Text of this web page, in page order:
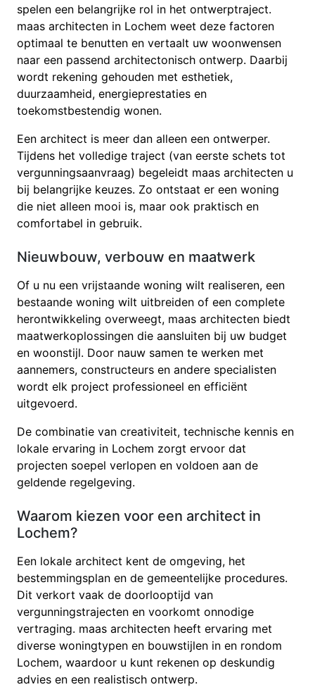
spelen een belangrijke rol in het ontwerptraject.
maas architecten in Lochem weet deze factoren
optimaal te benutten en vertaalt uw woonwensen
naar een passend architectonisch ontwerp. Daarbij
wordt rekening gehouden met esthetiek,
duurzaamheid, energieprestaties en
toekomstbestendig wonen.
Een architect is meer dan alleen een ontwerper.
Tijdens het volledige traject (van eerste schets tot
vergunningsaanvraag) begeleidt maas architecten u
bij belangrijke keuzes. Zo ontstaat er een woning
die niet alleen mooi is, maar ook praktisch en
comfortabel in gebruik.
Nieuwbouw, verbouw en maatwerk
Of u nu een vrijstaande woning wilt realiseren, een
bestaande woning wilt uitbreiden of een complete
herontwikkeling overweegt, maas architecten biedt
maatwerkoplossingen die aansluiten bij uw budget
en woonstijl. Door nauw samen te werken met
aannemers, constructeurs en andere specialisten
wordt elk project professioneel en efficiënt
uitgevoerd.
De combinatie van creativiteit, technische kennis en
lokale ervaring in Lochem zorgt ervoor dat
projecten soepel verlopen en voldoen aan de
geldende regelgeving.
Waarom kiezen voor een architect in
Lochem?
Een lokale architect kent de omgeving, het
bestemmingsplan en de gemeentelijke procedures.
Dit verkort vaak de doorlooptijd van
vergunningstrajecten en voorkomt onnodige
vertraging. maas architecten heeft ervaring met
diverse woningtypen en bouwstijlen in en rondom
Lochem, waardoor u kunt rekenen op deskundig
advies en een realistisch ontwerp.